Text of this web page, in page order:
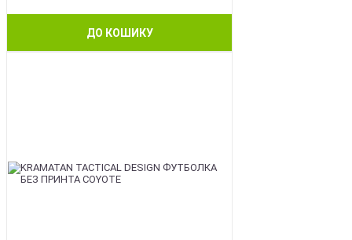
ДО КОШИКУ